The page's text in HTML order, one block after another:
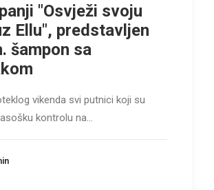
"Osvježi svoju
Ellu", predstavljen
šampon sa
vikenda svi putnici koji su
kontrolu na…